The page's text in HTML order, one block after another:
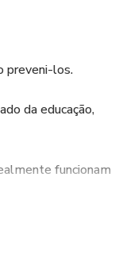
preveni-los.
da educação,
funcionam